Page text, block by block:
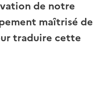
de notre
maîtrisé de
traduire cette